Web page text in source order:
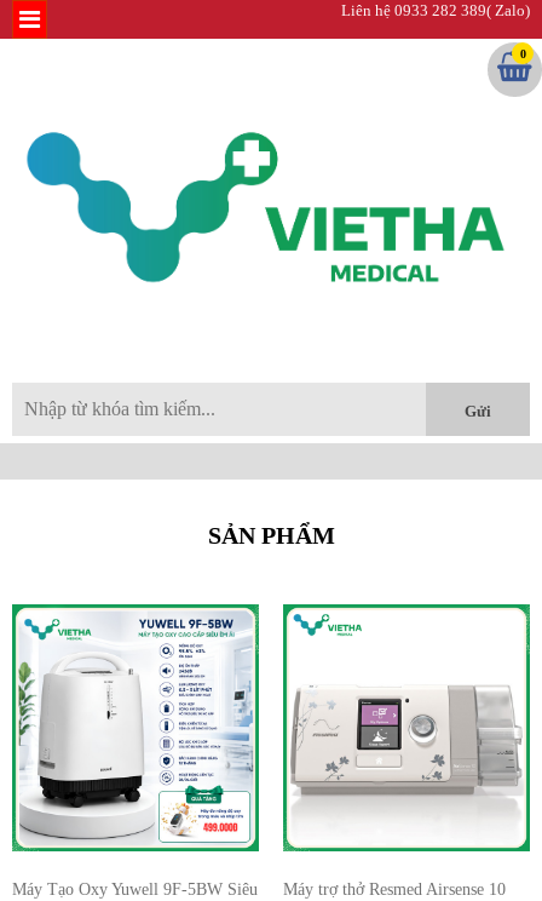
Liên hệ 0933 282 389( Zalo)
0
SẢN PHẨM
Máy Tạo Oxy Yuwell 9F-5BW Siêu
Máy trợ thở Resmed Airsense 10